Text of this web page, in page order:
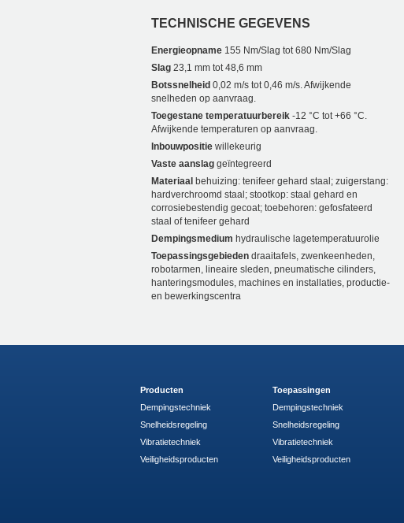
TECHNISCHE GEGEVENS
Energieopname 155 Nm/Slag tot 680 Nm/Slag
Slag 23,1 mm tot 48,6 mm
Botssnelheid 0,02 m/s tot 0,46 m/s. Afwijkende
snelheden op aanvraag.
Toegestane temperatuurbereik -12 °C tot +66 °C.
Afwijkende temperaturen op aanvraag.
Inbouwpositie willekeurig
Vaste aanslag geïntegreerd
Materiaal behuizing: tenifeer gehard staal; zuigerstang:
hardverchroomd staal; stootkop: staal gehard en
corrosiebestendig gecoat; toebehoren: gefosfateerd
staal of tenifeer gehard
Dempingsmedium hydraulische lagetemperatuurolie
Toepassingsgebieden draaitafels, zwenkeenheden,
robotarmen, lineaire sleden, pneumatische cilinders,
hanteringsmodules, machines en installaties, productie-
en bewerkingscentra
Producten
Dempingstechniek
Snelheidsregeling
Vibratietechniek
Veiligheidsproducten
Toepassingen
Dempingstechniek
Snelheidsregeling
Vibratietechniek
Veiligheidsproducten